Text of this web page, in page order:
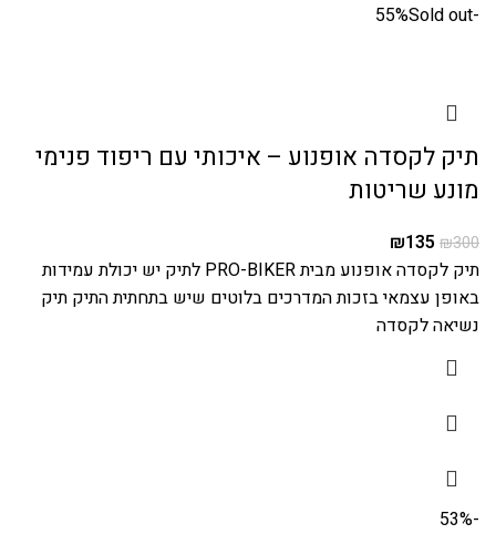
-55%
Sold out
תיק לקסדה אופנוע – איכותי עם ריפוד פנימי
מונע שריטות
₪300
₪135
תיק לקסדה אופנוע מבית PRO-BIKER לתיק יש יכולת עמידות
באופן עצמאי בזכות המדרכים בלוטים שיש בתחתית התיק תיק
נשיאה לקסדה
-53%